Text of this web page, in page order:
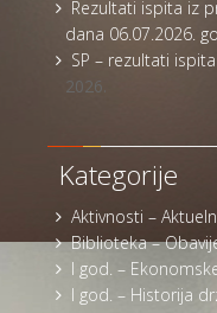
Rezultati ispita iz
dana 06.07.2026.
SP – rezultati
2026.
Kategorije
Aktivnosti –
Biblioteka –
I god. –
I god. – Historija